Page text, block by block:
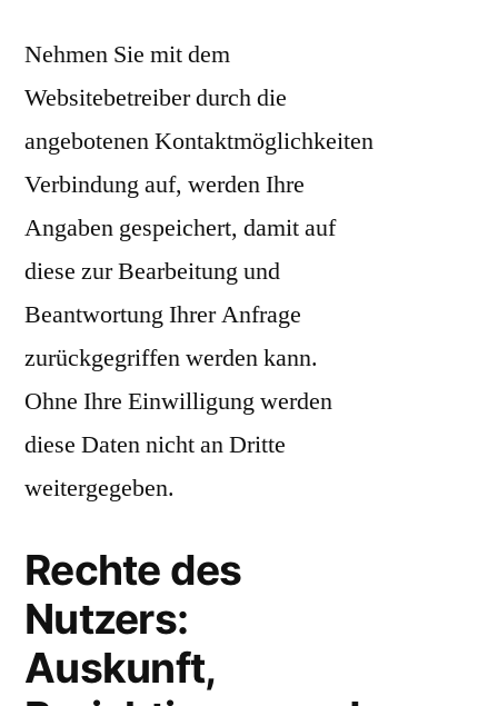
Nehmen Sie mit dem
Websitebetreiber durch die
angebotenen Kontaktmöglichkeiten
Verbindung auf, werden Ihre
Angaben gespeichert, damit auf
diese zur Bearbeitung und
Beantwortung Ihrer Anfrage
zurückgegriffen werden kann.
Ohne Ihre Einwilligung werden
diese Daten nicht an Dritte
weitergegeben.
Rechte des
Nutzers:
Auskunft,